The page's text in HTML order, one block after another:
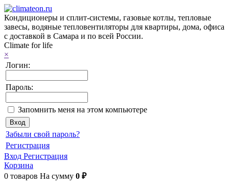
Кондиционеры и сплит-системы, газовые котлы, тепловые
завесы, водяные тепловентиляторы для квартиры, дома, офиса
с доставкой в Самара и по всей России.
Climate for life
×
Логин:
Пароль:
Запомнить меня на этом компьютере
Забыли свой пароль?
Регистрация
Вход Регистрация
Корзина
0 товаров На сумму 0 ₽